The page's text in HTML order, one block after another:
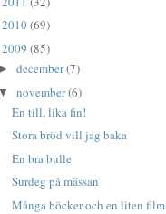
2010(69)
2009 (85)
► december(7)
▼ november(6)
En till, lika fin!
Stora bröd vill jag baka
En bra bulle
Surdeg på mässan
Många böcker och en liten film